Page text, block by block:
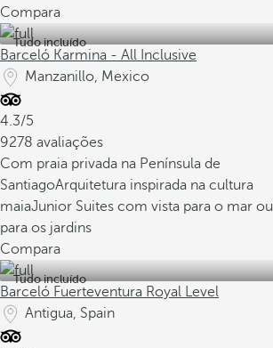
Compara
Tudo incluído
Barceló Karmina - All Inclusive
Manzanillo, Mexico
4.3/5
9278 avaliações
Com praia privada na Península de
SantiagoArquitetura inspirada na cultura
maiaJunior Suites com vista para o mar ou
para os jardins
Compara
Tudo incluído
Barceló Fuerteventura Royal Level
Antigua, Spain